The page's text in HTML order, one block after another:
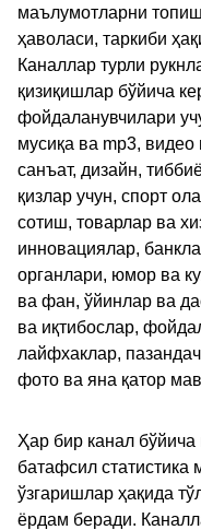
маълумотларни
ҳаволаси, таркиби
Каналлар турли
қизиқишлар бўйича
фойдаланувчилари
мусиқа ва mp3,
санъат, дизайн,
қизлар учун, спорт
сотиш, товарлар ва
инновациялар,
органлари, юмор ва
ва фан, ўйинлар ва
ва иқтибослар,
лайфхаклар,
фото ва яна қатор
Ҳар бир канал бўйича
батафсил статистика
ўзгаришлар ҳақида
ёрдам беради.